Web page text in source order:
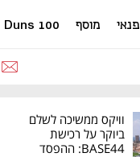
פנאי מוסף Duns 100
וויקס ממשיכה לשלם
ביוקר על רכישת
BASE44: ההפסד